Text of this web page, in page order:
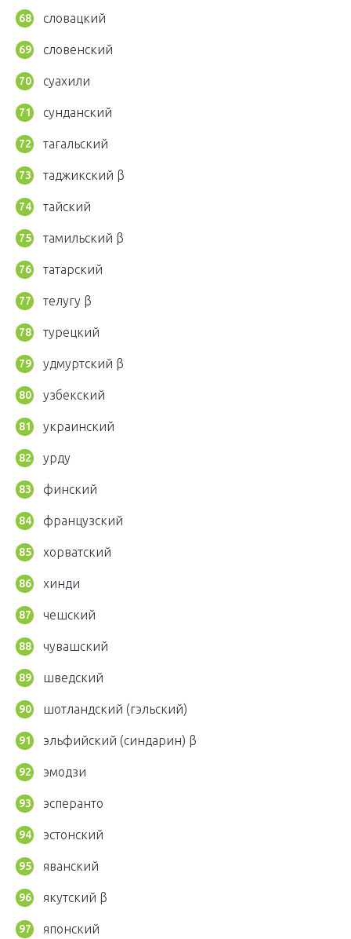
словацкий
словенский
суахили
сунданский
тагальский
таджикский β
тайский
тамильский β
татарский
телугу β
турецкий
удмуртский β
узбекский
украинский
урду
финский
французский
хорватский
хинди
чешский
чувашский
шведский
шотландский (гэльский)
эльфийский (синдарин) β
эмодзи
эсперанто
эстонский
яванский
якутский β
японский